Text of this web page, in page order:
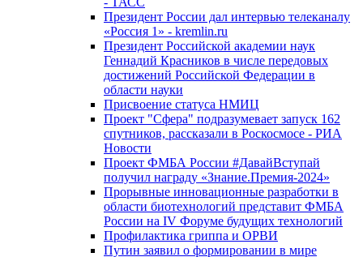
Президент России дал интервью телеканалу
«Россия 1» - kremlin.ru
Президент Российской академии наук
Геннадий Красников в числе передовых
достижений Российской Федерации в
области науки
Присвоение статуса НМИЦ
Проект "Сфера" подразумевает запуск 162
спутников, рассказали в Роскосмосе - РИА
Новости
Проект ФМБА России #ДавайВступай
получил награду «Знание.Премия-2024»
Прорывные инновационные разработки в
области биотехнологий представит ФМБА
России на IV Форуме будущих технологий
Профилактика гриппа и ОРВИ
Путин заявил о формировании в мире